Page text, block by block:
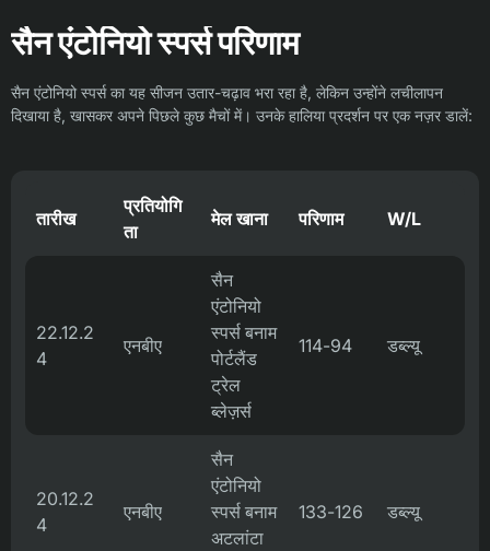
सैन एंटोनियो स्पर्स परिणाम
सैन एंटोनियो स्पर्स का यह सीजन उतार-चढ़ाव भरा रहा है, लेकिन उन्होंने लचीलापन
दिखाया है, खासकर अपने पिछले कुछ मैचों में। उनके हालिया प्रदर्शन पर एक नज़र डालें:
तारीख
प्रतियोगि
ता
मेल खाना परिणाम W/L
22.12.2
4
एनबीए
सैन
एंटोनियो
स्पर्स बनाम
पोर्टलैंड
ट्रेल
ब्लेज़र्स
114-94 डब्ल्यू
20.12.2
4
एनबीए
सैन
एंटोनियो
स्पर्स बनाम
अटलांटा
133-126 डब्ल्यू